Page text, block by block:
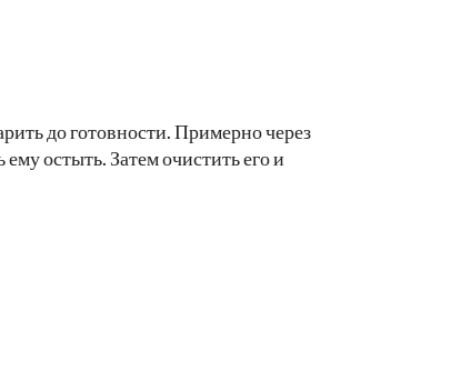
до готовности. Примерно через
остыть. Затем очистить его и